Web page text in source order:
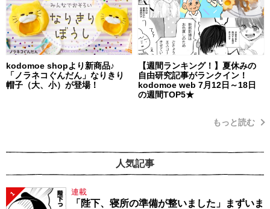
kodomoe shopより新商品♪
「ノラネコぐんだん」なりきり
帽子（大、小）が登場！
【週間ランキング！】夏休みの
自由研究記事がランクイン！
kodomoe web 7月12日～18日
の週間TOP5★
もっと読む
人気記事
1 連載
「陛下、寝所の準備が整いました」まずいま